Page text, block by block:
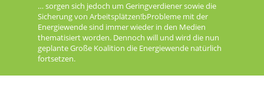
… sorgen sich jedoch um Geringverdiener sowie die
Sicherung von Arbeitsplätzen!bProbleme mit der
Energiewende sind immer wieder in den Medien
thematisiert worden. Dennoch will und wird die nun
geplante Große Koalition die Energiewende natürlich
fortsetzen.